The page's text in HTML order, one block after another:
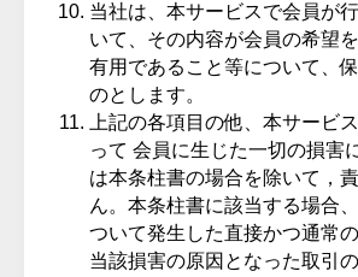
当社は、本サービスで会員が
いて、その内容が会員の希望を
有用であること等について、
のとします。
上記の各項目の他、本サービ
って 会員に生じた一切の損害
は本条柱書の場合を除いて，
ん。本条柱書に該当する場合
ついて発生した直接かつ通常の
当該損害の原因となった取引